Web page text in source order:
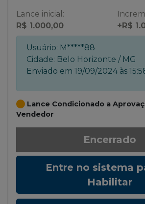
Lance inicial:
R$ 1.000,00
+R$
Usuário: M*****88
Cidade: Belo Horizonte / MG
Enviado em 19/09/2024 às
Lance Condicionado a
Vendedor
Encerrado
Entre no sistema
Habilitar